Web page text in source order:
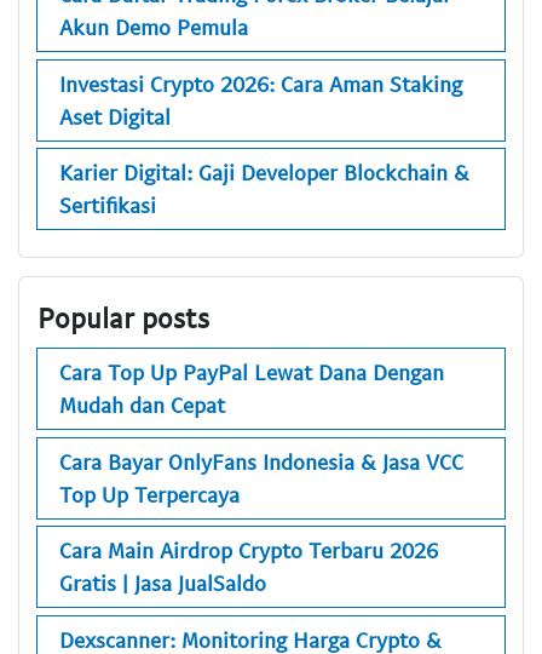
Akun Demo Pemula
Investasi Crypto 2026: Cara Aman Staking
Aset Digital
Karier Digital: Gaji Developer Blockchain &
Sertifikasi
Popular posts
Cara Top Up PayPal Lewat Dana Dengan
Mudah dan Cepat
Cara Bayar OnlyFans Indonesia & Jasa VCC
Top Up Terpercaya
Cara Main Airdrop Crypto Terbaru 2026
Gratis | Jasa JualSaldo
Dexscanner: Monitoring Harga Crypto &